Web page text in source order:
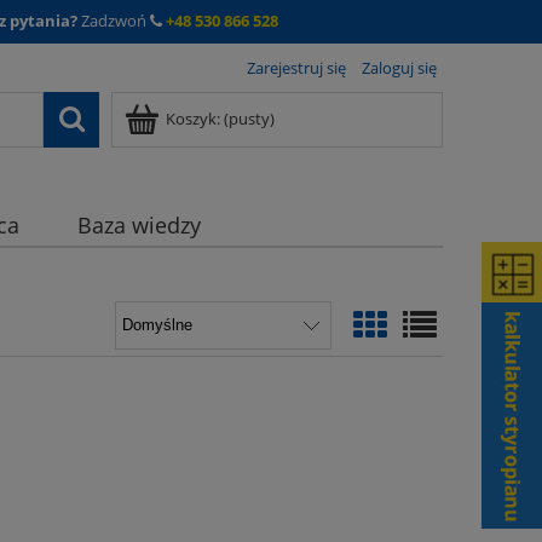
pytania?Zadzwoń +48 530 866 528
Zarejestruj się Zaloguj się
Koszyk:(pusty)
Baza wiedzy